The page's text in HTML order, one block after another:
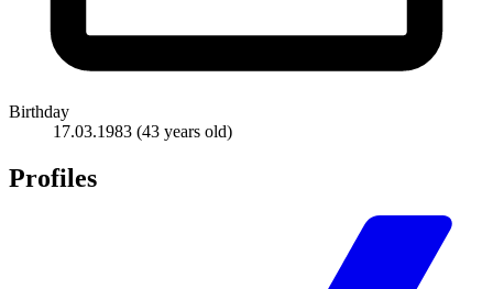
Birthday
17.03.1983 (43 years old)
Profiles